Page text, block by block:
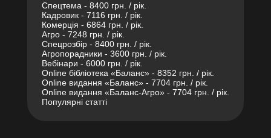
Спецтема - 8400 грн. / рік.
Кадровик - 7116 грн. / рік.
Комерція - 6864 грн. / рік.
Агро - 7248 грн. / рік.
Спецрозбір - 8400 грн. / рік.
Агропорадники - 3600 грн. / рік.
Вебінари - 6000 грн. / рік.
Online бібліотека «Баланс» - 8352 грн. / рік.
Online видання «Баланс» - 7704 грн. / рік.
Online видання «Баланс-Агро» - 7704 грн. / рік.
Популярні статті